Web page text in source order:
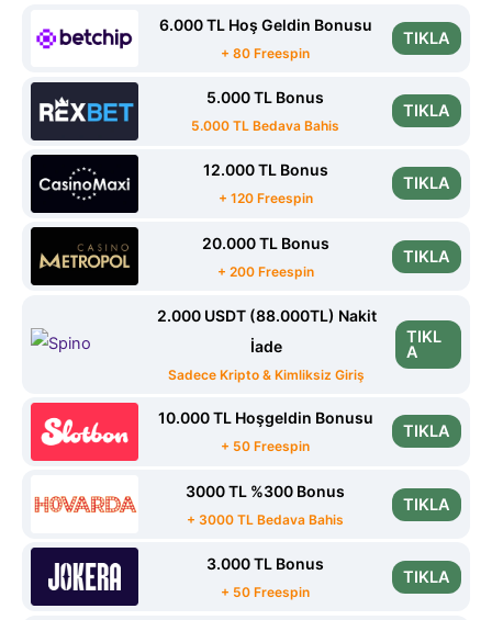
6.000 TL Hoş Geldin Bonusu
+ 80 Freespin
TIKLA
5.000 TL Bonus
5.000 TL Bedava Bahis
TIKLA
12.000 TL Bonus
+ 120 Freespin
TIKLA
20.000 TL Bonus
+ 200 Freespin
TIKLA
2.000 USDT (88.000TL) Nakit
İade
Sadece Kripto & Kimliksiz Giriş
TIKL
A
10.000 TL Hoşgeldin Bonusu
+ 50 Freespin
TIKLA
3000 TL %300 Bonus
+ 3000 TL Bedava Bahis
TIKLA
3.000 TL Bonus
+ 50 Freespin
TIKLA